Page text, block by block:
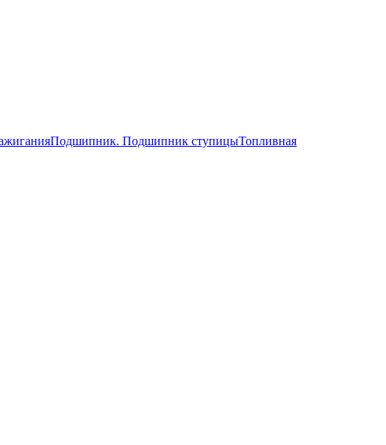
Подшипник. Подшипник ступицыТопливная